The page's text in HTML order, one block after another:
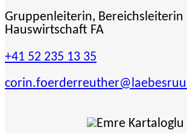
Gruppenleiterin, Bereichsleiterin
Hauswirtschaft FA
+41 52 235 13 35
corin.foerderreuther